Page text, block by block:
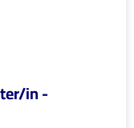
in -